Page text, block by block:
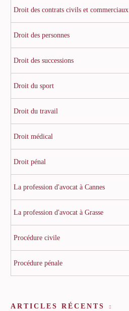
Droit des contrats civils et commerciaux
Droit des personnes
Droit des successions
Droit du sport
Droit du travail
Droit médical
Droit pénal
La profession d'avocat à Cannes
La profession d'avocat à Grasse
Procédure civile
Procédure pénale
ARTICLES RÉCENTS